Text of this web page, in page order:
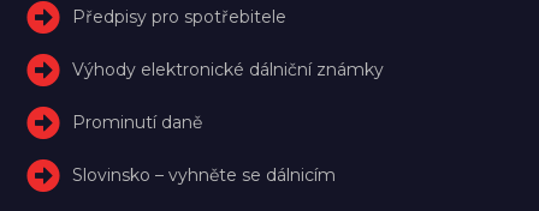
Předpisy pro spotřebitele
Výhody elektronické dálniční známky
Prominutí daně
Slovinsko – vyhněte se dálnicím